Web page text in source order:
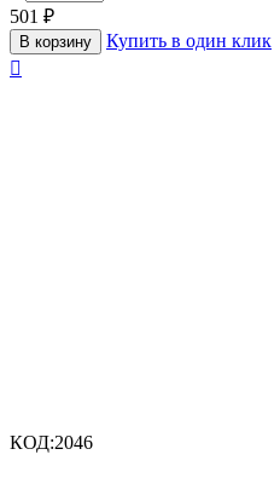
501 ₽
В корзину
Купить в один клик

КОД:2046